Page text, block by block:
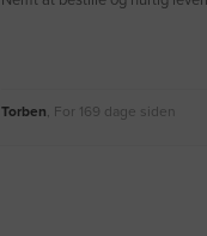
Torben, For 169 dage siden